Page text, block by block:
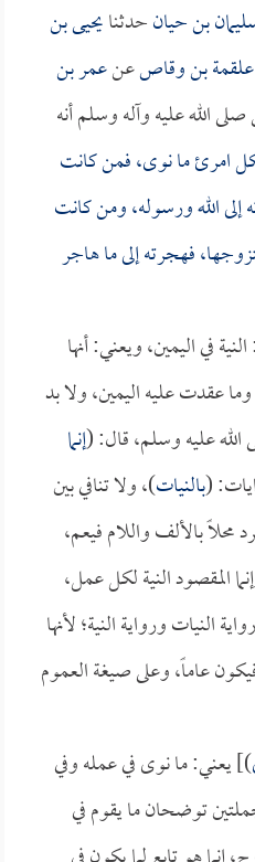
بن حيانحدثنايحيى بن
علقمة بن وقاصعنعمر بن
الله عليه وآله وسلم أنه
لكل امرئ ما نوى، فمن كانت
إلى الله ورسوله، ومن كانت
فهجرته إلى ما هاجر
في اليمين، ويعني: أنها
وما عقدت عليه اليمين، ولا بد
الله عليه وسلم، قال: (إنما
(بالنيات)، ولا تنافي بين
محلاً بالألف واللام فيعم،
المقصود النية لكل عمل،
النيات ورواية النية؛ لأنها
عاماً، وعلى صيغة العموم
)] يعني: ما نوى في عمله وفي
توضحان ما يقوم في